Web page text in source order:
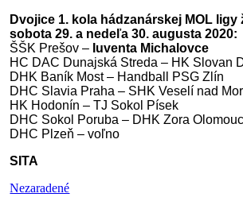
Dvojice 1. kola hádzanárskej MOL ligy
sobota 29. a nedeľa 30. augusta 2020:
ŠŠK Prešov – Iuventa Michalovce
HC DAC Dunajská Streda – HK Slovan
DHK Baník Most – Handball PSG Zlín
DHC Slavia Praha – SHK Veselí nad
HK Hodonín – TJ Sokol Písek
DHC Sokol Poruba – DHK Zora Olomouc
DHC Plzeň – voľno
SITA
Nezaradené